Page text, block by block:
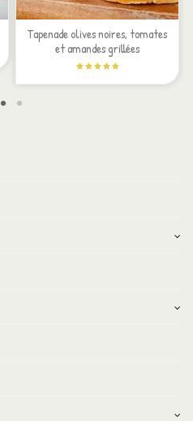
Tapenade olives noires, tomates
et amandes grillées